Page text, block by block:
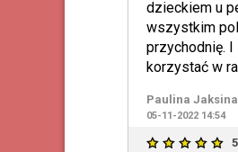
dzieckiem u
wszystkim
przychodnię. I
korzystać w
Paulina Jaksina
05-11-2022 14:54